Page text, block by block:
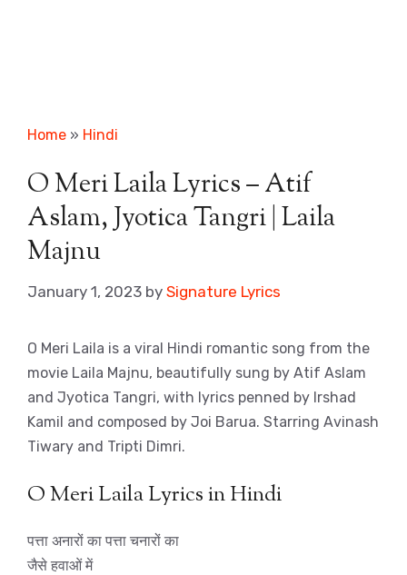
Home » Hindi
O Meri Laila Lyrics – Atif
Aslam, Jyotica Tangri | Laila
Majnu
January 1, 2023 by Signature Lyrics
O Meri Laila is a viral Hindi romantic song from the
movie Laila Majnu, beautifully sung by Atif Aslam
and Jyotica Tangri, with lyrics penned by Irshad
Kamil and composed by Joi Barua. Starring Avinash
Tiwary and Tripti Dimri.
O Meri Laila Lyrics in Hindi
पत्ता अनारों का पत्ता चनारों का
जैसे हवाओं में